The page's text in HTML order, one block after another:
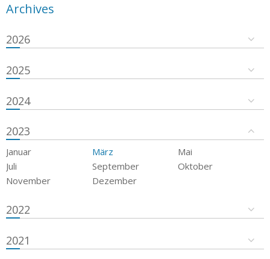
Archives
2026
2025
2024
2023
Januar März
Mai
Juli
September
Oktober
November
Dezember
2022
2021